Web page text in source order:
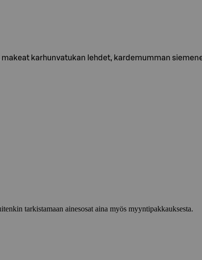
makeat karhunvatukan lehdet, kardemumman
tarkistamaan ainesosat aina myös myyntipakkauksesta.